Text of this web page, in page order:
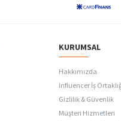
KURUMSAL
Hakkımızda
Influencer İş
Gizlilik & Güvenlik
Müşteri Hizmetleri